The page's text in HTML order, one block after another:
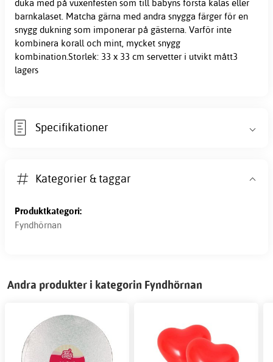
duka med på vuxenfesten som till babyns första kalas eller
barnkalaset. Matcha gärna med andra snygga färger för en
snygg dukning som imponerar på gästerna. Varför inte
kombinera korall och mint, mycket snygg
kombination.Storlek: 33 x 33 cm servetter i utvikt mått3
lagers
Specifikationer
Kategorier & taggar
Produktkategori:
Fyndhörnan
Andra produkter i kategorin Fyndhörnan